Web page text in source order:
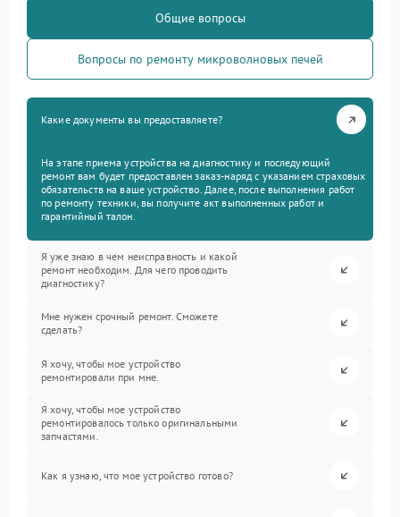
Общие вопросы
Вопросы по ремонту микроволновых печей
Какие документы вы предоставляете?
На этапе приема устройства на диагностику и последующий
ремонт вам будет предоставлен заказ-наряд с указанием страховых
обязательств на ваше устройство. Далее, после выполнения работ
по ремонту техники, вы получите акт выполненных работ и
гарантийный талон.
Я уже знаю в чем неисправность и какой
ремонт необходим. Для чего проводить
диагностику?
Мне нужен срочный ремонт. Сможете
сделать?
Я хочу, чтобы мое устройство
ремонтировали при мне.
Я хочу, чтобы мое устройство
ремонтировалось только оригинальными
запчастями.
Как я узнаю, что мое устройство готово?